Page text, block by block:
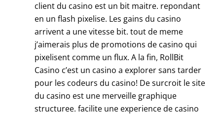
client du casino est un bit maitre. repondant
en un flash pixelise. Les gains du casino
arrivent a une vitesse bit. tout de meme
j’aimerais plus de promotions de casino qui
pixelisent comme un flux. A la fin, RollBit
Casino c’est un casino a explorer sans tarder
pour les codeurs du casino! De surcroit le site
du casino est une merveille graphique
structuree. facilite une experience de casino